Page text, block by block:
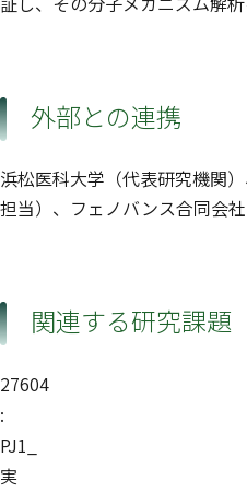
外部との連携
浜松医科大学（代表研究機関
担当）、フェノバンス合同会社
関連する研究課題
27604
:
PJ1_
実